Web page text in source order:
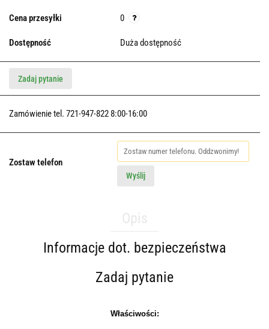
Cena przesyłki 0
Dostępność Duża dostępność
Zadaj pytanie
Zamówienie tel. 721-947-822 8:00-16:00
Zostaw telefon
Wyślij
Informacje dot. bezpieczeństwa
Zadaj pytanie
Właściwości: